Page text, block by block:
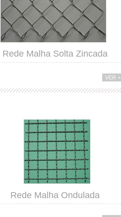
Rede Malha Solta Zincada
VER +
Rede Malha Ondulada